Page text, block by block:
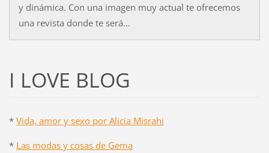
y dinámica. Con una imagen muy actual te ofrecemos
una revista donde te será...
I LOVE BLOG
* Vida, amor y sexo por Alicia Misrahi
* Las modas y cosas de Gema